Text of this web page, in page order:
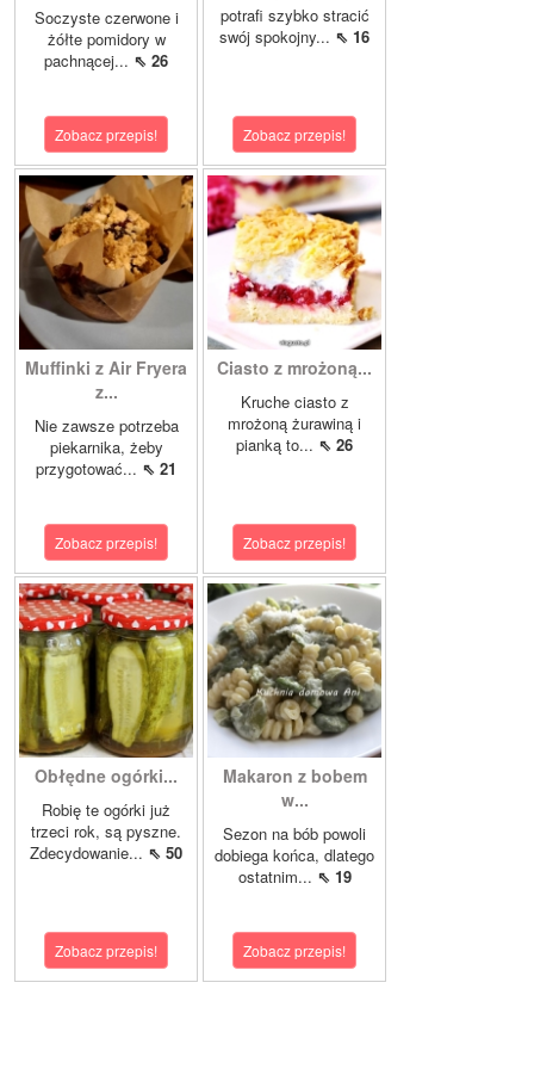
Soczyste czerwone i
żółte pomidory w
pachnącej... ⇖ 26
Zobacz przepis!
potrafi szybko stracić
swój spokojny... ⇖ 16
Zobacz przepis!
Muffinki z Air Fryera
z...
Nie zawsze potrzeba
piekarnika, żeby
przygotować... ⇖ 21
Zobacz przepis!
Ciasto z mrożoną...
Kruche ciasto z
mrożoną żurawiną i
pianką to... ⇖ 26
Zobacz przepis!
Obłędne ogórki...
Robię te ogórki już
trzeci rok, są pyszne.
Zdecydowanie... ⇖ 50
Zobacz przepis!
Makaron z bobem
w...
Sezon na bób powoli
dobiega końca, dlatego
ostatnim... ⇖ 19
Zobacz przepis!